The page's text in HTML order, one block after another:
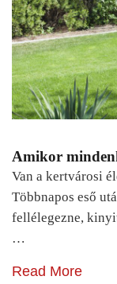
Amikor
Van a kertvárosi
Többnapos eső
fellélegezne,
…
Read More